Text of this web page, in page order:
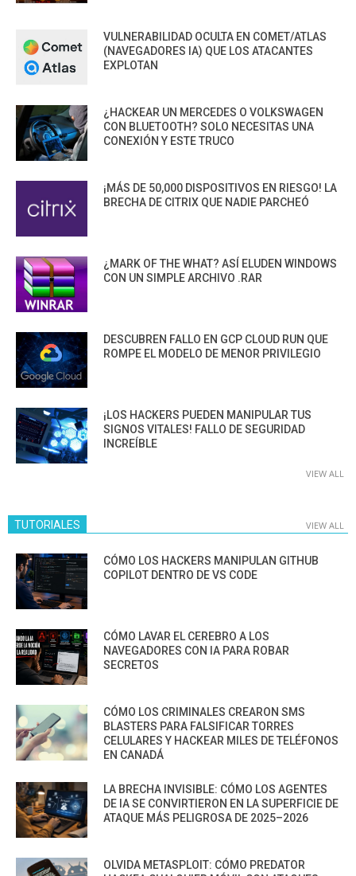
VULNERABILIDAD OCULTA EN COMET/ATLAS
(NAVEGADORES IA) QUE LOS ATACANTES
EXPLOTAN
¿HACKEAR UN MERCEDES O VOLKSWAGEN
CON BLUETOOTH? SOLO NECESITAS UNA
CONEXIÓN Y ESTE TRUCO
¡MÁS DE 50,000 DISPOSITIVOS EN RIESGO! LA
BRECHA DE CITRIX QUE NADIE PARCHEÓ
¿MARK OF THE WHAT? ASÍ ELUDEN WINDOWS
CON UN SIMPLE ARCHIVO .RAR
DESCUBREN FALLO EN GCP CLOUD RUN QUE
ROMPE EL MODELO DE MENOR PRIVILEGIO
¡LOS HACKERS PUEDEN MANIPULAR TUS
SIGNOS VITALES! FALLO DE SEGURIDAD
INCREÍBLE
VIEW ALL
TUTORIALES VIEW ALL
CÓMO LOS HACKERS MANIPULAN GITHUB
COPILOT DENTRO DE VS CODE
CÓMO LAVAR EL CEREBRO A LOS
NAVEGADORES CON IA PARA ROBAR
SECRETOS
CÓMO LOS CRIMINALES CREARON SMS
BLASTERS PARA FALSIFICAR TORRES
CELULARES Y HACKEAR MILES DE TELÉFONOS
EN CANADÁ
LA BRECHA INVISIBLE: CÓMO LOS AGENTES
DE IA SE CONVIRTIERON EN LA SUPERFICIE DE
ATAQUE MÁS PELIGROSA DE 2025–2026
OLVIDA METASPLOIT: CÓMO PREDATOR